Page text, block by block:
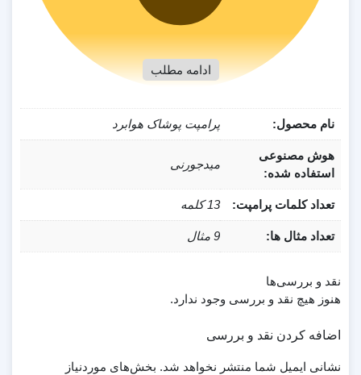
همچنین به عنوان هدیه 9 تصویر بدون واترمارک با کیفیت بالا
رو که با هوش مصنوعی ساخته شدن، در اختیارتون قرار دادیم
ادامه مطلب
نام محصول: پرامپت پوشاک هوابرد
هوش مصنوعی
استفاده شده:
میدجورنی
تعداد کلمات پرامپت: 13 کلمه
تعداد مثال ها: 9 مثال
نقد و بررسی‌ها
هنوز هیچ نقد و بررسی وجود ندارد.
اضافه کردن نقد و بررسی
نشانی ایمیل شما منتشر نخواهد شد. بخش‌های موردنیاز